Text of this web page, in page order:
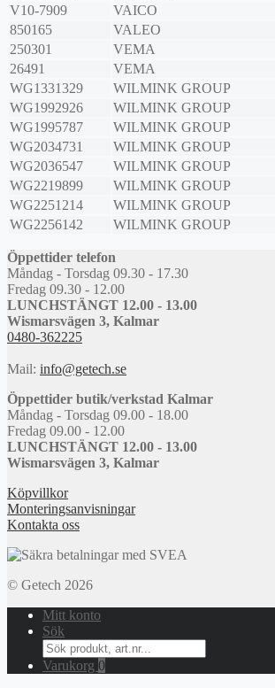
V10-7909
VAICO
850165
VALEO
250301
VEMA
26491
VEMA
WG1331329
WILMINK GROUP
WG1992926
WILMINK GROUP
WG1995787
WILMINK GROUP
WG2034731
WILMINK GROUP
WG2036547
WILMINK GROUP
WG2219899
WILMINK GROUP
WG2251214
WILMINK GROUP
WG2256142
WILMINK GROUP
Öppettider telefon
Måndag - Torsdag 09.30 - 17.30
Fredag 09.30 - 12.00
LUNCHSTÄNGT 12.00 - 13.00
Wismarsvägen 3, Kalmar
0480-362225
Mail: info@getech.se
Öppettider butik/verkstad Kalmar
Måndag - Torsdag 09.00 - 18.00
Fredag 09.00 - 12.00
LUNCHSTÄNGT 12.00 - 13.00
Wismarsvägen 3, Kalmar
Köpvillkor
Monteringsanvisningar
Kontakta oss
© Getech 2026
Mitt konto
Sök
Search
for:
Varukorg 0